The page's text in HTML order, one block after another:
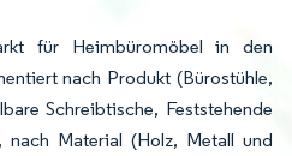
für Heimbüromöbel in den
nach Produkt (Bürostühle,
Schreibtische, Feststehende
nach Material (Holz, Metall und